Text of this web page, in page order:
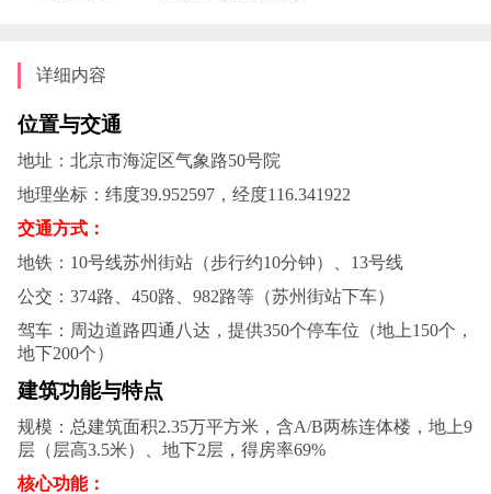
详细内容
位置与交通‌
地址‌：北京市海淀区气象路50号院
地理坐标‌：纬度39.952597，经度116.341922
交通方式‌：
地铁‌：10号线苏州街站（步行约10分钟）、13号线
公交‌：374路、450路、982路等（苏州街站下车）
驾车‌：周边道路四通八达，提供350个停车位（地上150个，
地下200个）
建筑功能与特点‌
规模‌：总建筑面积2.35万平方米，含A/B两栋连体楼，地上9
层（层高3.5米）、地下2层，得房率69%
核心功能‌：